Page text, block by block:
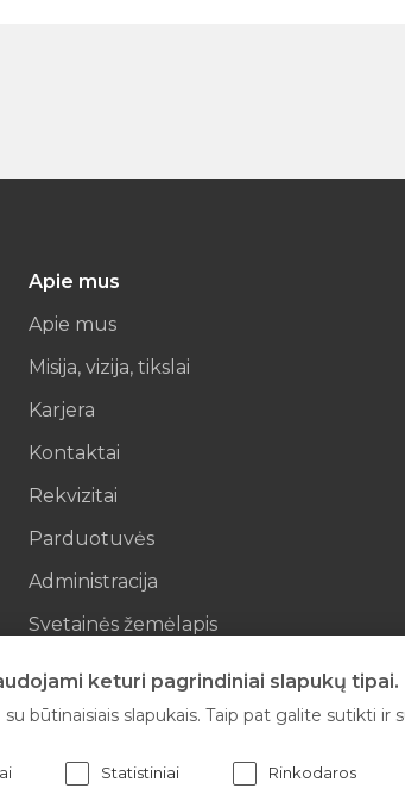
Apie mus
Apie mus
Misija, vizija, tikslai
Karjera
Kontaktai
Rekvizitai
Parduotuvės
Administracija
Svetainės žemėlapis
El parduotuvės kontaktai
keturi pagrindiniai slapukų tipai.
būtinaisiais slapukais. Taip pat galite sutikti ir
Statistiniai Rinkodaros